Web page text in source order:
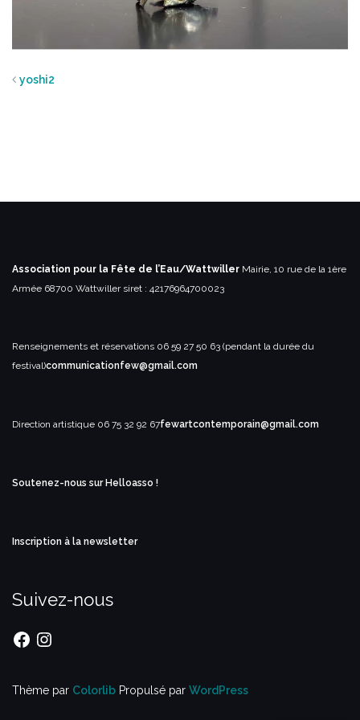
yoshi2
Association pour la Fête de l’Eau/Wattwiller Mairie, 10 rue de la 1ère
Armée 68700 Wattwillersiret : 42176964700023
Renseignements et réservations 06 59 27 50 63 (pendant la durée du
festival)communicationfew@gmail.com
Direction artistique 06 75 32 92 67fewartcontemporain@gmail.com
Soutenez-nous sur Helloasso !
Inscription à la newsletter
Suivez-nous
FacebookInstagram
Thème par Colorlib Propulsé par WordPress